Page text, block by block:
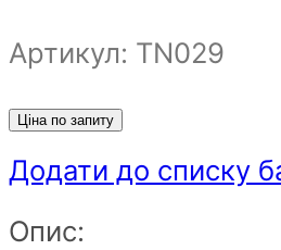
Артикул: ТN029
Ціна по запиту
Додати до списку
Опис: